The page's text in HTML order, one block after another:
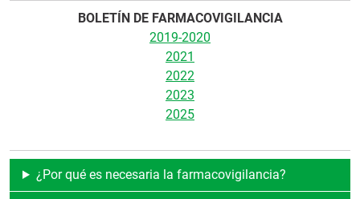
BOLETÍN DE FARMACOVIGILANCIA
2019-2020
2021
2022
2023
2025
¿Por qué es necesaria la farmacovigilancia?